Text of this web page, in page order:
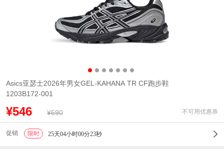
Asics亚瑟士2026年男女GEL-KAHANA TR CF跑步鞋
1203B172-001
¥546 ¥690 不可用优惠券
促销 限时 25天04小时00分22秒